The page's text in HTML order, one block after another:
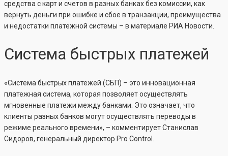
средства с карт и счетов в разных банках без комиссии, как
вернуть деньги при ошибке и сбое в транзакции, преимущества
и недостатки платежной системы – в материале РИА Новости.
Система быстрых платежей
«Система быстрых платежей (СБП) – это инновационная
платежная система, которая позволяет осуществлять
мгновенные платежи между банками. Это означает, что
клиенты разных банков могут осуществлять переводы в
режиме реального времени», – комментирует Станислав
Сидоров, генеральный директор Pro Control.